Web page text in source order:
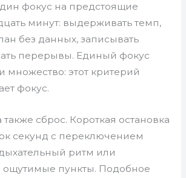
фокус на предстоящие
минут: выдерживать темп,
без данных, записывать
перерывы. Единый фокус
множество: этот критерий
фокус.
также сброс. Короткая остановка
секунд с переключением
ритм или
ощутимые пункты. Подобное